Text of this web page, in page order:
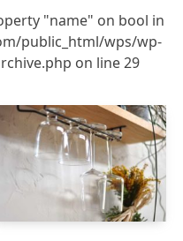
家具
の他
具
チン
"name" on bool in
public_html/wps/wp-
on line29